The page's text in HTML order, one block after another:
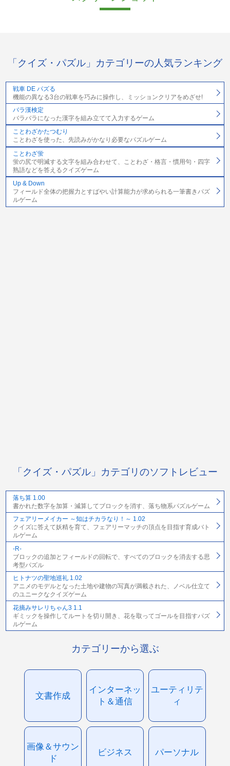
「クイズ・パズル」カテゴリーの人気ランキング
戦車 DE パズる
機能の異なる3台の戦車を巧みに操作し、ミッションクリアをめざせ!
バラ漢検定
バラバラになった漢字を組み立てて入力するゲーム
ことわざかたつむり
ことわざを使った、先読みがかなり必要なパズルゲーム
ことわざ蛍
蛍の尻で明滅する文字を組み合わせて、ことわざ・格言・慣用句・四字
熟語などを答えるクイズゲーム
Up & Down
フィールド全体の把握力とすばやい計算能力が求められる一筆書きパズ
ルゲーム
「クイズ・パズル」カテゴリのソフトレビュー
落ち算 1.00
書かれた数字を加算・減算してブロックを消す、落ち物系パズルゲーム
フェアリーメイカー ～知はチカラなり！～ 1.02
クイズに答えて妖精を育て、フェアリーマッチの頂点を目指す育成バト
ルゲーム
-R-
ブロックの追加とフィールドの回転で、すべてのブロックを消去する思
考型パズル
ヒトナツの聖地巡礼 1.02
アニメのモデルとなった土地や建物の写真が満載された、ノベル仕立て
のユニークなクイズゲーム
花摘みサレリちゃん3 1.1
ギミックを操作してルートを切り開き、花を取ってゴールを目指すパズ
ルゲーム
カテゴリーから選ぶ
文書作成
インターネッ
ト＆通信
ユーティリテ
ィ
画像＆サウン
ド
ビジネス パーソナル